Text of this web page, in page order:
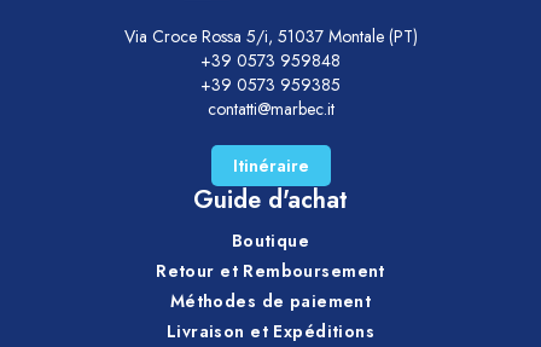
Via Croce Rossa 5/i, 51037 Montale (PT)
+39 0573 959848
+39 0573 959385
contatti@marbec.it
Itinéraire
Guide d'achat
Boutique
Retour et Remboursement
Méthodes de paiement
Livraison et Expéditions